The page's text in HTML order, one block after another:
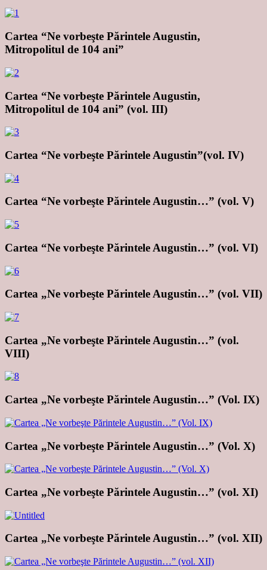
Cartea “Ne vorbeşte Părintele Augustin,
Mitropolitul de 104 ani”
Cartea “Ne vorbeşte Părintele Augustin,
Mitropolitul de 104 ani” (vol. III)
Cartea “Ne vorbeşte Părintele Augustin”(vol. IV)
Cartea “Ne vorbeşte Părintele Augustin…” (vol. V)
Cartea “Ne vorbeşte Părintele Augustin…” (vol. VI)
Cartea „Ne vorbeşte Părintele Augustin…” (vol. VII)
Cartea „Ne vorbeşte Părintele Augustin…” (vol.
VIII)
Cartea „Ne vorbeşte Părintele Augustin…” (Vol. IX)
Cartea „Ne vorbeşte Părintele Augustin…” (Vol. X)
Cartea „Ne vorbeşte Părintele Augustin…” (vol. XI)
Cartea „Ne vorbeşte Părintele Augustin…” (vol. XII)